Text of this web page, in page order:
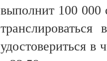
выполнит 100 000
удостовериться в